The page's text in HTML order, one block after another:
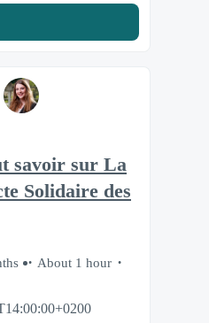
savoir sur La
Solidaire des
About 1 hour